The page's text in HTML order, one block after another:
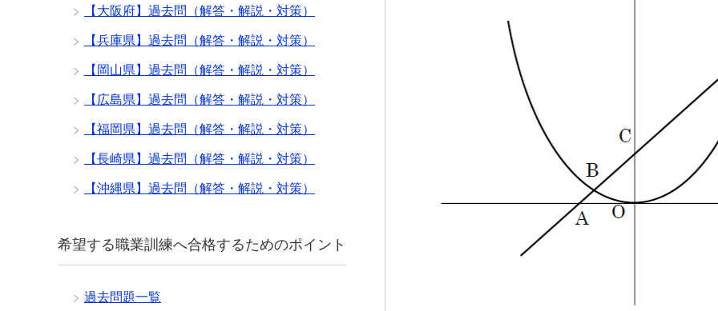
【大阪府】過去問（解答・解説・対策）
【兵庫県】過去問（解答・解説・対策）
【岡山県】過去問（解答・解説・対策）
【広島県】過去問（解答・解説・対策）
【福岡県】過去問（解答・解説・対策）
【長崎県】過去問（解答・解説・対策）
【沖縄県】過去問（解答・解説・対策）
希望する職業訓練へ合格するためのポイント
過去問題一覧